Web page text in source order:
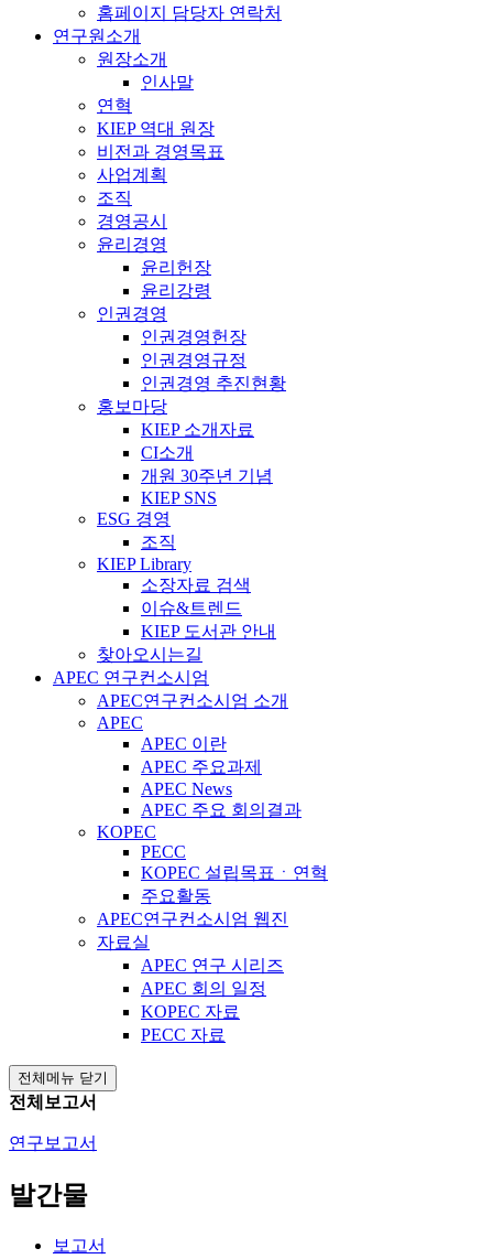
홈페이지 담당자 연락처
연구원소개
원장소개
인사말
연혁
KIEP 역대 원장
비전과 경영목표
사업계획
조직
경영공시
윤리경영
윤리헌장
윤리강령
인권경영
인권경영헌장
인권경영규정
인권경영 추진현황
홍보마당
KIEP 소개자료
CI소개
개원 30주년 기념
KIEP SNS
ESG 경영
조직
KIEP Library
소장자료 검색
이슈&트렌드
KIEP 도서관 안내
찾아오시는길
APEC 연구컨소시엄
APEC연구컨소시엄 소개
APEC
APEC 이란
APEC 주요과제
APEC News
APEC 주요 회의결과
KOPEC
PECC
KOPEC 설립목표ㆍ연혁
주요활동
APEC연구컨소시엄 웹진
자료실
APEC 연구 시리즈
APEC 회의 일정
KOPEC 자료
PECC 자료
전체메뉴 닫기
전체보고서
연구보고서
발간물
보고서